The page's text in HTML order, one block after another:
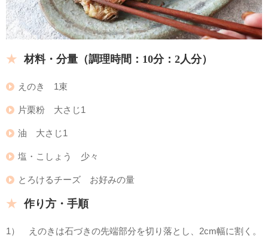
材料・分量 （調理時間：10分：2人分）
えのき 1束
片栗粉 大さじ1
油 大さじ1
塩・こしょう 少々
とろけるチーズ お好みの量
作り方・手順
1） えのきは石づきの先端部分を切り落とし、2cm幅に割く。